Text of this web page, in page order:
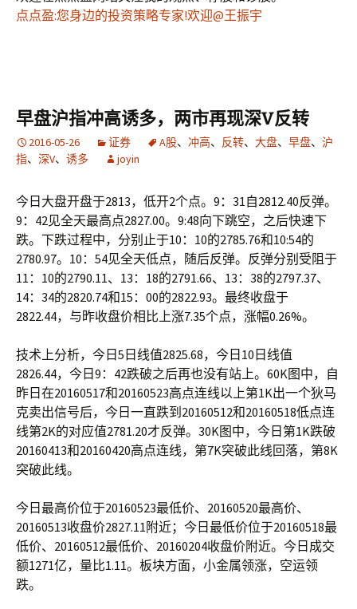
点点盈:您身边的投资策略专家!欢迎@王振宇
早盘沪指冲高诱多，两市再现深V反转
2016-05-26 证券 A股、 冲高、 反转、 大盘、 早盘、 沪
指、 深V、 诱多 joyin
今日大盘开盘于2813，低开2个点。9：31自2812.40反弹。
9：42见全天最高点2827.00。9:48向下跳空，之后快速下
跌。下跌过程中，分别止于10：10的2785.76和10:54的
2780.97。10：54见全天低点，随后反弹。反弹分别受阻于
11：10的2790.11、13：18的2791.66、13：38的2797.37、
14：34的2820.74和15：00的2822.93。最终收盘于
2822.44，与昨收盘价相比上涨7.35个点，涨幅0.26%。
技术上分析，今日5日线值2825.68，今日10日线值
2826.44，今日9：42跌破之后再也没有站上。60K图中，自
昨日在20160517和20160523高点连线以上第1K出一个狄马
克卖出信号后，今日一直跌到20160512和20160518低点连
线第2K的对应值2781.20才反弹。30K图中，今日第1K跌破
20160413和20160420高点连线，第7K突破此线回落，第8K
突破此线。
今日最高价位于20160523最低价、20160520最高价、
20160513收盘价2827.11附近；今日最低价位于20160518最
低价、20160512最低价、20160204收盘价附近。今日成交
额1271亿，量比1.11。板块方面，小金属领涨，空运领
跌。